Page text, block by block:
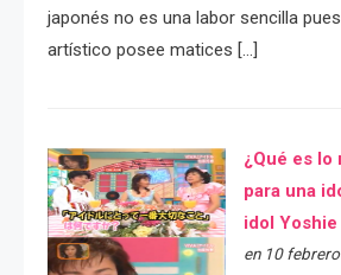
japonés no es una labor sencilla
artístico posee matices […]
¿Qué es lo
para una
idol Yoshie
en 10